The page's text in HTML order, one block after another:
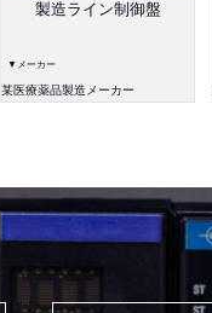
製造ライン制御盤
▼メーカー
某医療薬品製造メーカー